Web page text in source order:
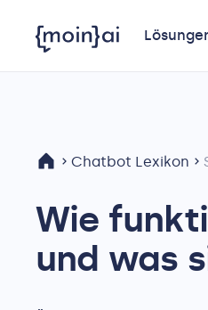
Chatbot Lexikon
Wie
und was